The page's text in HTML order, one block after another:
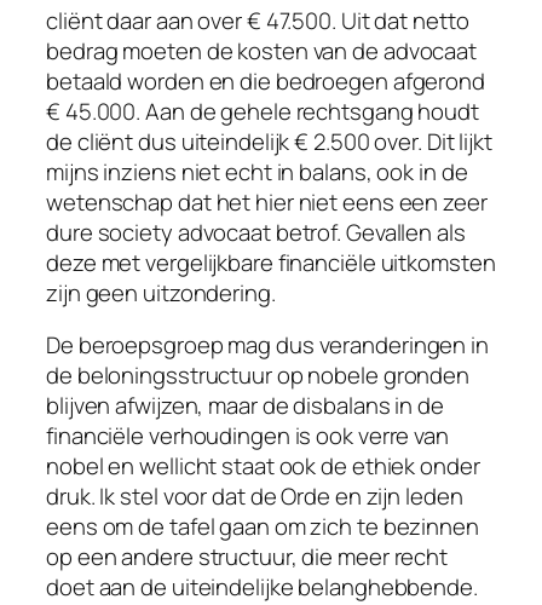
cliënt daar aan over € 47.500. Uit dat netto
bedrag moeten de kosten van de advocaat
betaald worden en die bedroegen afgerond
€ 45.000. Aan de gehele rechtsgang houdt
de cliënt dus uiteindelijk € 2.500 over. Dit lijkt
mijns inziens niet echt in balans, ook in de
wetenschap dat het hier niet eens een zeer
dure society advocaat betrof. Gevallen als
deze met vergelijkbare financiële uitkomsten
zijn geen uitzondering.
De beroepsgroep mag dus veranderingen in
de beloningsstructuur op nobele gronden
blijven afwijzen, maar de disbalans in de
financiële verhoudingen is ook verre van
nobel en wellicht staat ook de ethiek onder
druk. Ik stel voor dat de Orde en zijn leden
eens om de tafel gaan om zich te bezinnen
op een andere structuur, die meer recht
doet aan de uiteindelijke belanghebbende.